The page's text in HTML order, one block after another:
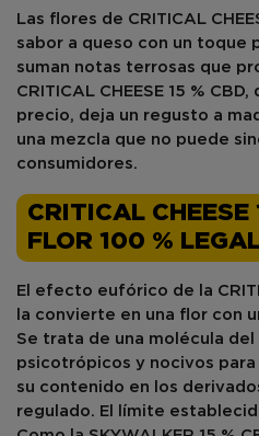
Las flores de CRITICAL
sabor a queso con un toque
suman notas terrosas que
CRITICAL CHEESE 15 %
precio, deja un regusto a
una mezcla que no puede
consumidores.
CRITICAL CHEESE
FLOR 100 %
El efecto eufórico de la
la convierte en una flor con
Se trata de una molécula del
psicotrópicos y nocivos para
su contenido en los
regulado . El límite